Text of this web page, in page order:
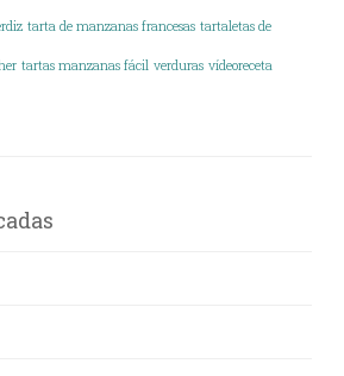
tarta de manzanas francesas tartaletas de
tartas manzanas fácil verduras vídeoreceta